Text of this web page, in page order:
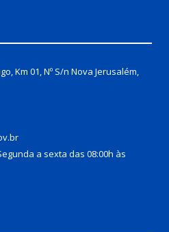
Km 01, Nº S/n Nova Jerusalém,
a sexta das 08:00h às